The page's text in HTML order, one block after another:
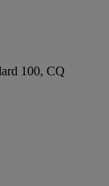
100, CQ